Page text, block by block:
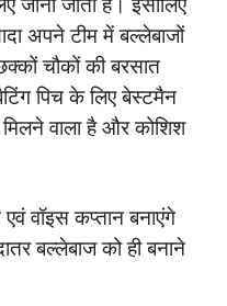
अपने टीम में बल्लेबाजों
चौकों की बरसात
पिच के लिए बेस्टमैन
वाला है और कोशिश
वॉइस कप्तान बनाएंगे
बल्लेबाज को ही बनाने